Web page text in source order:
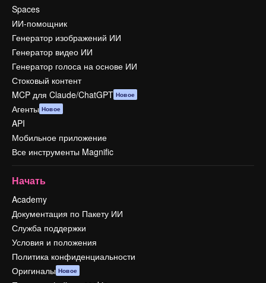
Spaces
ИИ-помощник
Генератор изображений ИИ
Генератор видео ИИ
Генератор голоса на основе ИИ
Стоковый контент
MCP для Claude/ChatGPT Новое
Агенты Новое
API
Мобильное приложение
Все инструменты Magnific
Начать
Academy
Документация по Пакету ИИ
Служба поддержки
Условия и положения
Политика конфиденциальности
Оригиналы Новое